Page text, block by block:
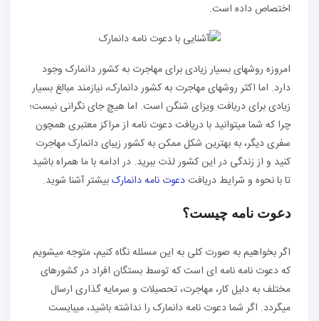
اختصاص داده است.
امروزه روش‏های بسیار زیادی برای مهاجرت به کشور دانمارک وجود
دارد. اما اکثر روش‏های مهاجرت به کشور دانمارک، نیازمند مبالغ بسیار
زیادی برای دریافت ویزای شنگن است. اما هیچ جای نگرانی نیست؛
چرا که شما می‏توانید با دریافت دعوت نامه از مراکز معتبری همچون
سفری دیگر، به بهترین شکل ممکن به کشور زیبای دانمارک مهاجرت
کنید و از زندگی در این کشور لذت ببرید. در ادامه با ما همراه باشید
تا با نحوه و شرایط دریافتدعوت نامه دانمارکبیشتر آشنا شوید.
دعوت نامه چیست؟
اگر بخواهیم به صورت کلی به این مسئله نگاه کنیم، متوجه می‏شویم
که دعوت نامه نامه ای است که توسط بستگان افراد در کشورهای
مختلف به دلیل کار، مهاجرت، تحصیلات و سرمایه گذاری ارسال
می‏گردد. اگر شما دعوت نامه دانمارک را نداشته باشید، می‏بایست